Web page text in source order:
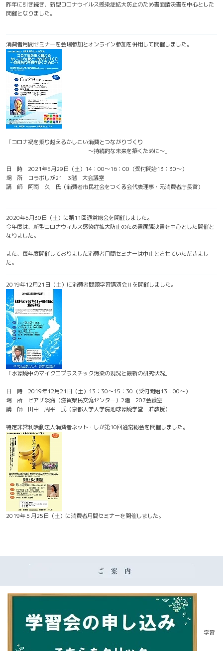
昨年に引き続き、新型コロナウイルス感染症拡大防止のため書面議決書を中心とした
開催となりました。
消費者月間セミナーを会場参加とオンライン参加を併用して開催しました。
「コロナ禍を乗り越えるかしこい消費とつながりづくり
～持続的な未来を築くために～」
日 時 2021年5月29日（土）14：00～16：00（受付開始13：30～）
場 所 コラボしが21 3階 大会議室
講 師 阿南 久 氏（消費者市民社会をつくる会代表理事・元消費者庁長官）
2020年5月30日（土）に第11回通常総会を開催しました。
今年度は、新型コロナウィルス感染症拡大防止のため書面議決書を中心とした開催と
なりました。
また、毎年度開催しておりました消費者月間セミナーは中止とさせていただきまし
た。
2019年12月21日（土）に消費者問題学習講演会Ⅱを開催しました。
「水環境中のマイクロプラスチック汚染の現況と最新の研究状況」
日 時 2019年12月21日（土）13：30～15：30（受付開始13：00～）
場 所 ピアザ淡海（滋賀県民交流センター）2階 207会議室
講 師 田中 周平 氏（京都大学大学院地球環境学堂 准教授）
特定非営利活動法人消費者ネット・しが第10回通常総会を開催しました。
2019年５月25日（土）に消費者月間セミナーを開催しました。
学習